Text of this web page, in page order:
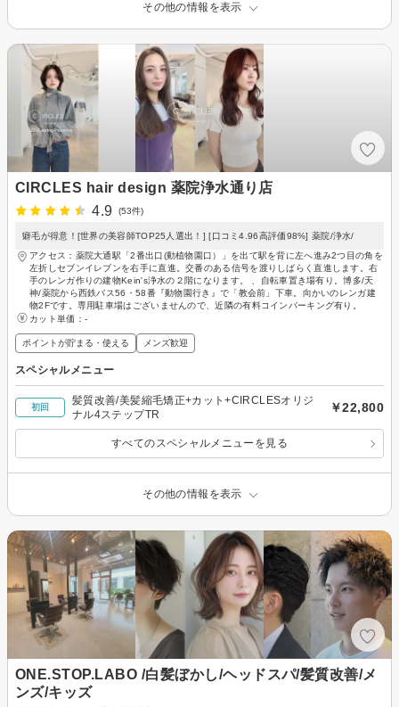
その他の情報を表示
CIRCLES hair design 薬院浄水通り店
4.9
(53件)
癖毛が得意！[世界の美容師TOP25人選出！] [口コミ4.96高評価98%] 薬院/浄水/
アクセス：薬院大通駅「2番出口(動植物園口）」を出て駅を背に左へ進み2つ目の角を
左折しセブンイレブンを右手に直進。交番のある信号を渡りしばらく直進します。右
手のレンガ作りの建物Kein's浄水の２階になります。 、自転車置き場有り。博多/天
神/薬院から西鉄バス56・58番『動物園行き』で「教会前」下車。向かいのレンガ建
物2Fです。専用駐車場はございませんので、近隣の有料コインパーキング有り。
カット単価： -
ポイントが貯まる・使える メンズ歓迎
スペシャルメニュー
初回
髪質改善/美髪縮毛矯正+カット+CIRCLESオリジ
ナル4ステップTR
￥22,800
すべてのスペシャルメニューを見る
その他の情報を表示
ONE.STOP.LABO /白髪ぼかし/ヘッドスパ/髪質改善/メ
ンズ/キッズ